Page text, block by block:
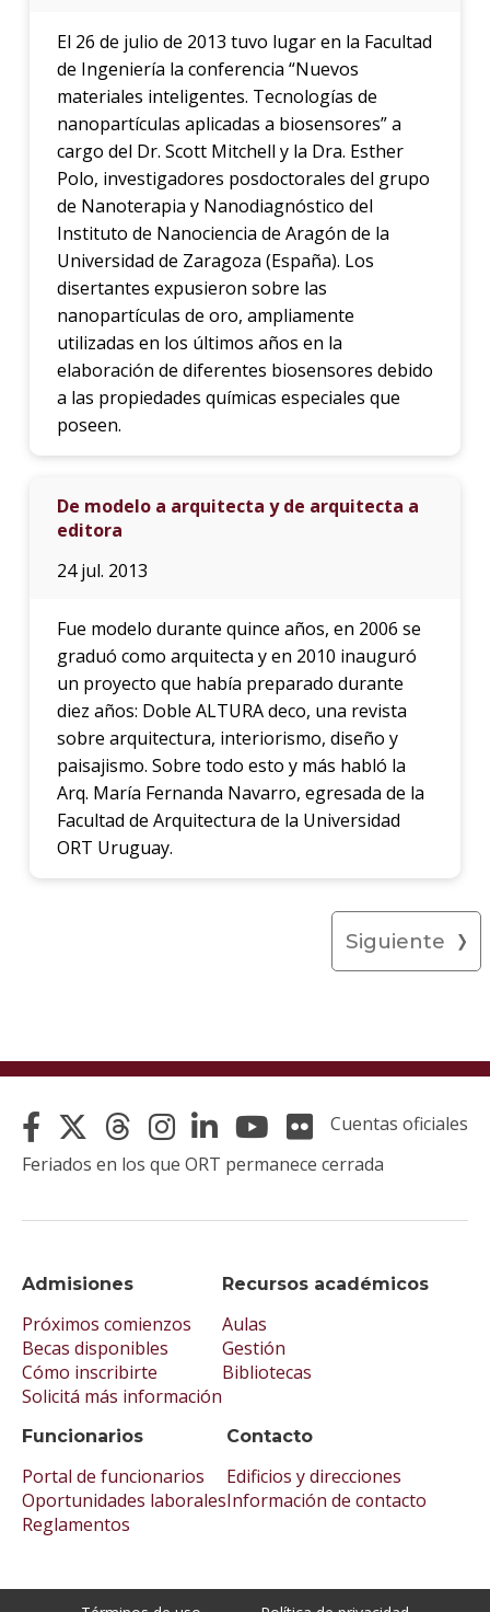
El 26 de julio de 2013 tuvo lugar en la Facultad
de Ingeniería la conferencia “Nuevos
materiales inteligentes. Tecnologías de
nanopartículas aplicadas a biosensores” a
cargo del Dr. Scott Mitchell y la Dra. Esther
Polo, investigadores posdoctorales del grupo
de Nanoterapia y Nanodiagnóstico del
Instituto de Nanociencia de Aragón de la
Universidad de Zaragoza (España). Los
disertantes expusieron sobre las
nanopartículas de oro, ampliamente
utilizadas en los últimos años en la
elaboración de diferentes biosensores debido
a las propiedades químicas especiales que
poseen.
De modelo a arquitecta y de arquitecta a
editora
24 jul. 2013
Fue modelo durante quince años, en 2006 se
graduó como arquitecta y en 2010 inauguró
un proyecto que había preparado durante
diez años: Doble ALTURA deco, una revista
sobre arquitectura, interiorismo, diseño y
paisajismo. Sobre todo esto y más habló la
Arq. María Fernanda Navarro, egresada de la
Facultad de Arquitectura de la Universidad
ORT Uruguay.
Siguiente
Admisiones
Próximos comienzos
Becas disponibles
Cómo inscribirte
Solicitá más información
Recursos académicos
Aulas
Gestión
Bibliotecas
Funcionarios
Portal de funcionarios
Oportunidades laborales
Reglamentos
Contacto
Edificios y direcciones
Información de contacto
Cuentas oficiales
Feriados en los que ORT permanece cerrada